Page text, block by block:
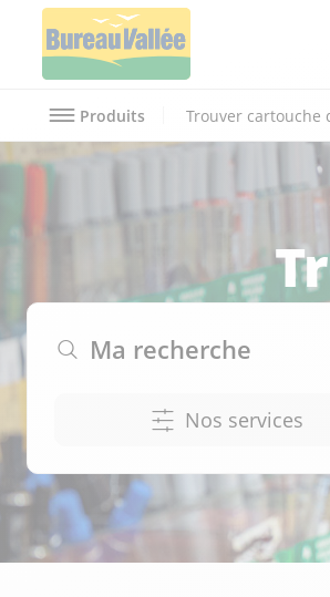
Produits Trouver cartouche
Ma recherche
Nos services